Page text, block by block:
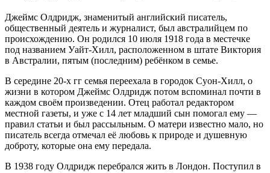
Джеймс Олдридж, знаменитый английский писатель,
общественный деятель и журналист, был австралийцем по
происхождению. Он родился 10 июля 1918 года в местечке
под названием Уайт-Хилл, расположенном в штате Виктория
в Австралии, пятым (последним) ребёнком в семье.
В середине 20-х гг семья переехала в городок Суон-Хилл, о
жизни в котором Джеймс Олдридж потом вспоминал почти в
каждом своём произведении. Отец работал редактором
местной газеты, и уже с 14 лет младший сын помогал ему —
правил статьи и был рассыльным. О матери известно мало, но
писатель всегда отмечал её любовь к природе и душевную
доброту, которые она ему передала.
В 1938 году Олдридж перебрался жить в Лондон. Поступил в